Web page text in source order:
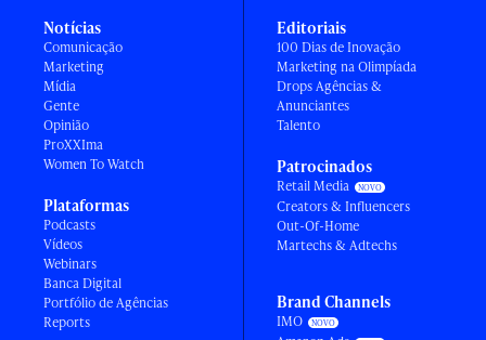
Notícias
Comunicação
Marketing
Mídia
Gente
Opinião
ProXXIma
Women To Watch
Plataformas
Podcasts
Vídeos
Webinars
Banca Digital
Portfólio de Agências
Reports
Editoriais
100 Dias de Inovação
Marketing na Olimpíada
Drops Agências &
Anunciantes
Talento
Patrocinados
Retail Media
Creators & Influencers
Out-Of-Home
Martechs & Adtechs
Brand Channels
IMO